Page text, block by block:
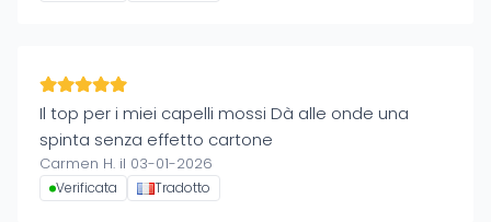
Il top per i miei capelli mossi Dà alle onde una
spinta senza effetto cartone
Carmen H. il 03-01-2026
Verificata Tradotto